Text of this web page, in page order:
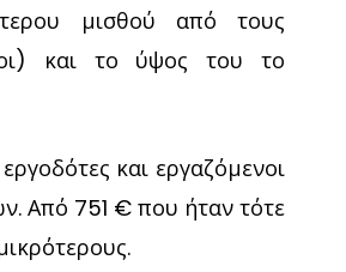
μισθού από τους
και το ύψος του το
και εργαζόμενοι
Από 751 € που ήταν τότε